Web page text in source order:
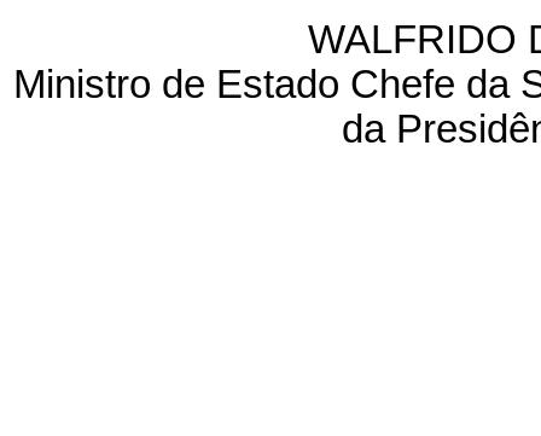
WALFRIDO
Ministro de Estado Chefe da
da